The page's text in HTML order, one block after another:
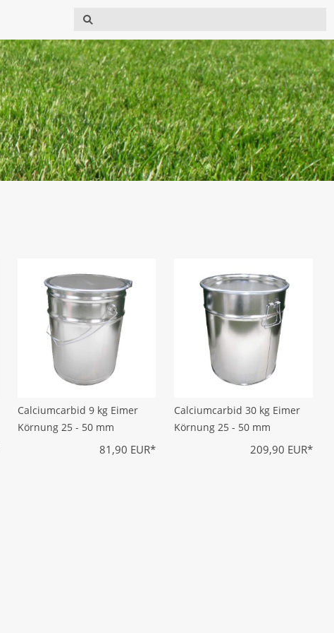
Calciumcarbid 9 kg Eimer
Körnung 25 - 50 mm
81,90 EUR*
Calciumcarbid 30 kg Eimer
Körnung 25 - 50 mm
209,90 EUR*